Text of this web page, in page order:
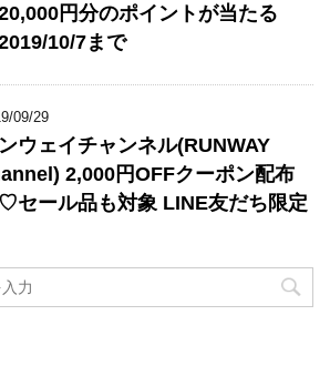
円分のポイントが当たる
10/7まで
09/29
ウェイチャンネル(RUNWAY
2,000円OFFクーポン配布
セール品も対象 LINE友だち限定